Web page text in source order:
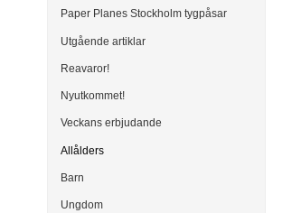
Paper Planes Stockholm tygpåsar
Utgående artiklar
Reavaror!
Nyutkommet!
Veckans erbjudande
Allålders
Barn
Ungdom